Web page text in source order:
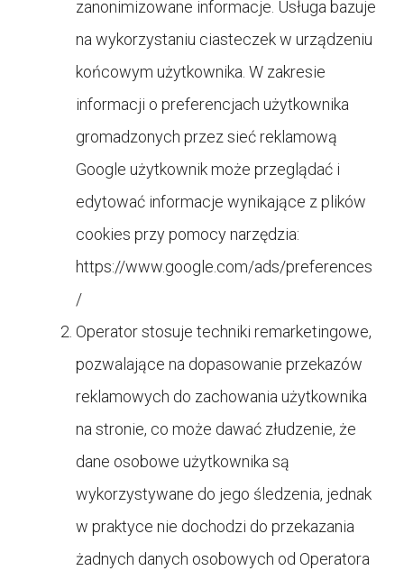
zanonimizowane informacje. Usługa bazuje
na wykorzystaniu ciasteczek w urządzeniu
końcowym użytkownika. W zakresie
informacji o preferencjach użytkownika
gromadzonych przez sieć reklamową
Google użytkownik może przeglądać i
edytować informacje wynikające z plików
cookies przy pomocy narzędzia:
https://www.google.com/ads/preferences
/
Operator stosuje techniki remarketingowe,
pozwalające na dopasowanie przekazów
reklamowych do zachowania użytkownika
na stronie, co może dawać złudzenie, że
dane osobowe użytkownika są
wykorzystywane do jego śledzenia, jednak
w praktyce nie dochodzi do przekazania
żadnych danych osobowych od Operatora